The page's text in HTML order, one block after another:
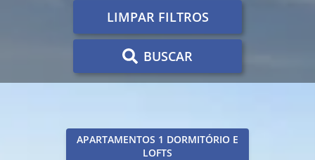
LIMPAR FILTROS
BUSCAR
APARTAMENTOS 1 DORMITÓRIO E
LOFTS